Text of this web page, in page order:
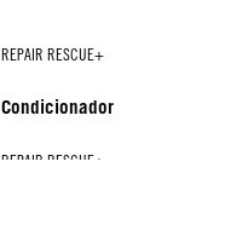
REPAIR RESCUE+
Condicionador
REPAIR RESCUE+